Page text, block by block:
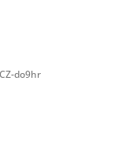
do9hr